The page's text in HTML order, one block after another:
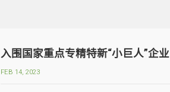
入围国家重点专精特新“小巨人”企业
FEB 14, 2023